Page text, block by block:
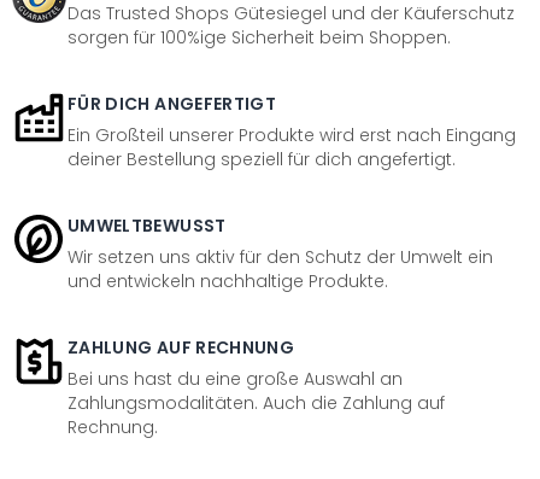
Das Trusted Shops Gütesiegel und der Käuferschutz
sorgen für 100%ige Sicherheit beim Shoppen.
FÜR DICH ANGEFERTIGT
Ein Großteil unserer Produkte wird erst nach Eingang
deiner Bestellung speziell für dich angefertigt.
UMWELTBEWUSST
Wir setzen uns aktiv für den Schutz der Umwelt ein
und entwickeln nachhaltige Produkte.
ZAHLUNG AUF RECHNUNG
Bei uns hast du eine große Auswahl an
Zahlungsmodalitäten. Auch die Zahlung auf
Rechnung.